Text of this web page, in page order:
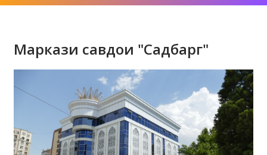
Маркази савдои "Садбарг"